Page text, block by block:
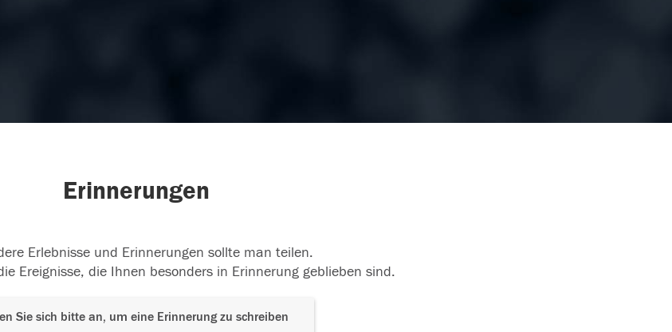
Erinnerungen
Erlebnisse und Erinnerungen sollte man teilen.
Ereignisse, die Ihnen besonders in Erinnerung geblieben sind.
Sie sich bitte an, um eine Erinnerung zu schreiben